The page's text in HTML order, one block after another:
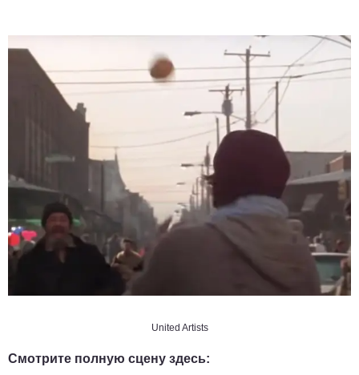
United Artists
Смотрите полную сцену здесь: